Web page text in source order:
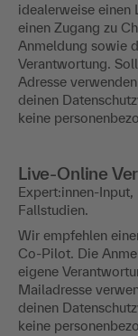
idealerweise einen
einen Zugang zu
Anmeldung sowie
Verantwortung.
Adresse
deinen
keine
Live-Online
Expert:innen-
Fallstudien.
Wir empfehlen
Co-Pilot. Die
eigene
Mailadresse
deinen
keine